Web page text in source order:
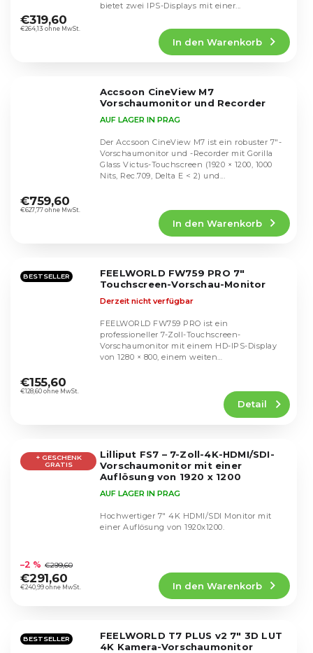
durchschnittliche
Produktbewertung
€264,13 ohne MwSt.
€319,60
In den Warenkorb
bietet zwei IPS-Displays mit einer...
Accsoon CineView M7
Vorschaumonitor und Recorder
durchschnittliche
Produktbewertung
Sternen.
AUF LAGER IN PRAG
€627,77 ohne MwSt.
€759,60
In den Warenkorb
Der Accsoon CineView M7 ist ein robuster 7″-
Vorschaumonitor und -Recorder mit Gorilla
Glass Victus-Touchscreen (1920 × 1200, 1000
Nits, Rec.709, Delta E < 2) und...
BESTSELLER
FEELWORLD FW759 PRO 7"
Touchscreen-Vorschau-Monitor
durchschnittliche
Produktbewertung
Sternen.
Derzeit nicht verfügbar
€128,60 ohne MwSt.
€155,60
Detail
FEELWORLD FW759 PRO ist ein
professioneller 7-Zoll-Touchscreen-
Vorschaumonitor mit einem HD-IPS-Display
von 1280 × 800, einem weiten
+ GESCHENK
GRATIS
Lilliput FS7 – 7-Zoll-4K-HDMI/SDI-
Vorschaumonitor mit einer
Auflösung von 1920 x 1200
durchschnittliche
Produktbewertung
ist
Sternen.
AUF LAGER IN PRAG
€240,99 ohne MwSt.
–2 % €299,60
€291,60
In den Warenkorb
Hochwertiger 7" 4K HDMI/SDI Monitor mit
einer Auflösung von 1920x1200.
BESTSELLER
FEELWORLD T7 PLUS v2 7" 3D LUT
4K Kamera-Vorschaumonitor